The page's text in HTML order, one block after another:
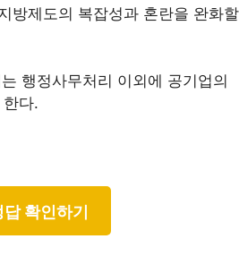
방제도의 복잡성과 혼란을 완화할
행정사무처리 이외에 공기업의
다.